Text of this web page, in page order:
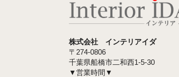
株式会社 インテリアイダ
〒274-0806
千葉県船橋市二和西1-5-30
▼営業時間▼